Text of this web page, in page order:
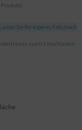
Produkt
Laden Sie Ihr eigenes Foto hoch
zuerst hochladen